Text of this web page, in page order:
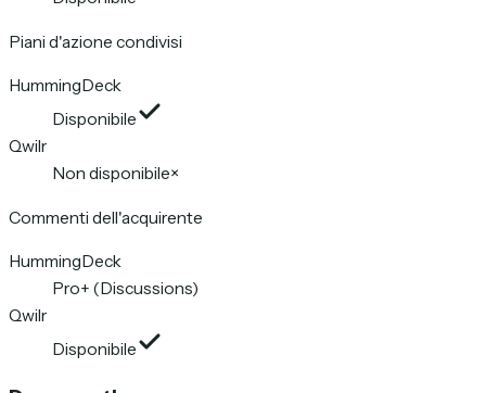
Piani d'azione condivisi
HummingDeck
Disponibile
Qwilr
Non disponibile×
Commenti dell'acquirente
HummingDeck
Pro+ (Discussions)
Qwilr
Disponibile